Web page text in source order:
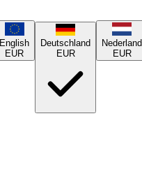
English
EUR
Deutschland
EUR
Nederland
EUR